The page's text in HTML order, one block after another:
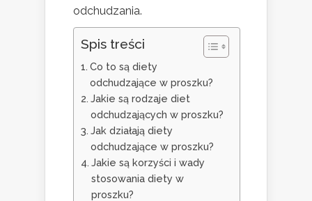
odchudzania.
Spis treści
Co to są diety
odchudzające w proszku?
Jakie są rodzaje diet
odchudzających w proszku?
Jak działają diety
odchudzające w proszku?
Jakie są korzyści i wady
stosowania diety w
proszku?